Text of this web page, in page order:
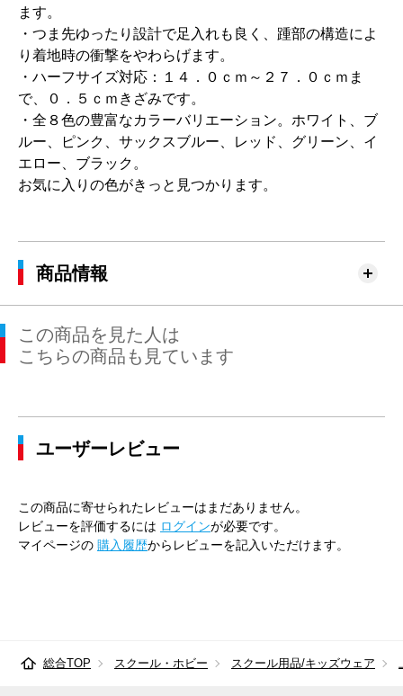
ます。
・つま先ゆったり設計で足入れも良く、踵部の構造によ
り着地時の衝撃をやわらげます。
・ハーフサイズ対応：１４．０ｃｍ～２７．０ｃｍま
で、０．５ｃｍきざみです。
・全８色の豊富なカラーバリエーション。ホワイト、ブ
ルー、ピンク、サックスブルー、レッド、グリーン、イ
エロー、ブラック。
お気に入りの色がきっと見つかります。
商品情報
この商品を見た人は
こちらの商品も見ています
ユーザーレビュー
この商品に寄せられたレビューはまだありません。
レビューを評価するには ログインが必要です。
マイページの 購入履歴からレビューを記入いただけます。
総合TOP スクール・ホビー スクール用品/キッズウェア